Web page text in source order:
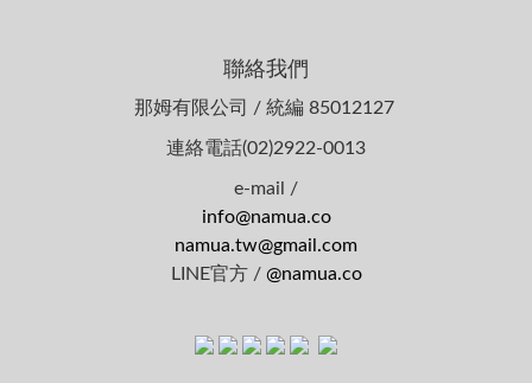
聯絡我們
那姆有限公司 / 統編 85012127
連絡電話(02)2922-0013
e-mail /
info@namua.co
namua.tw@gmail.com
LINE官方 / @namua.co